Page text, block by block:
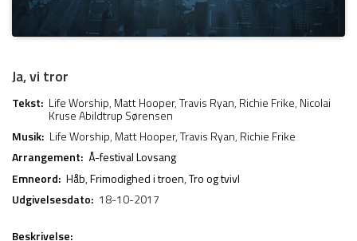
Ja, vi tror
Tekst: Life Worship, Matt Hooper,Travis Ryan, Richie Frike, Nicolai
Kruse Abildtrup Sørensen
Musik: Life Worship, Matt Hooper,Travis Ryan, Richie Frike
Arrangement: Å-festival Lovsang
Emneord: Håb,Frimodighed i troen,Tro og tvivl
Udgivelsesdato: 18-10-2017
Beskrivelse: